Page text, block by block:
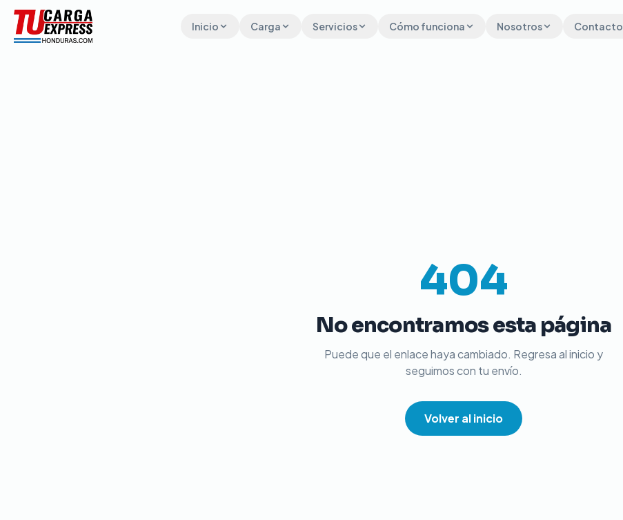
Inicio Carga Servicios Cómo funciona Nosotros Contacto
404
No encontramos esta página
Puede que el enlace haya cambiado. Regresa al inicio y
seguimos con tu envío.
Volver al inicio